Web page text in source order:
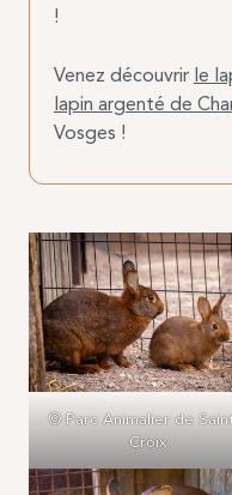
!
Venez découvrir le
lapin argenté de
Vosges !
© Parc Animalier de
Croix